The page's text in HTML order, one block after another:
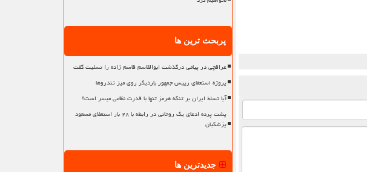
پربحث ترین ها
عراقچی در پیامی درگذشت ابوالقاسم قاسم زاده را تسلیت گفت
پروژه استعفای رییس جمهور باردیگر روی میز تندروها
آیا تسلط ایران بر تنگه هرمز تنها با قدرت نظامی میسر است؟
پشت پرده ادعای یک روحانی در رابطه با ۲۸ بار استعفای مسعود
پزشکیان
جدیدترین ها